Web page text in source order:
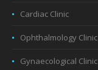
Cardiac Clinic
Ophthalmology Clinic
Gynaecological Clinic